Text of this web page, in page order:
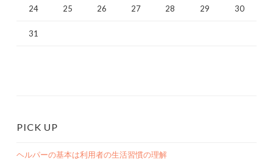
24 25 26 27 28 29 30
31
PICK UP
ヘルパーの基本は利用者の生活習慣の理解